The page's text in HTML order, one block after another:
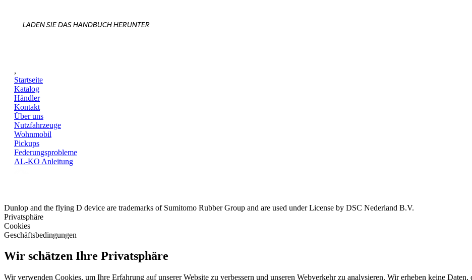
LADEN SIE DAS HANDBUCH HERUNTER
,
Startseite
Katalog
Händler
Kontakt
Über uns
Nutzfahrzeuge
Wohnmobil
Pickups
Federungsprobleme
AL-KO Anleitung
Dunlop and the flying D device are trademarks of Sumitomo Rubber Group and are used under License by DSC Nederland B.V.
Privatsphäre
Cookies
Geschäftsbedingungen
Wir schätzen Ihre Privatsphäre
Wir verwenden Cookies, um Ihre Erfahrung auf unserer Website zu verbessern und unseren Webverkehr zu analysieren. Wir erheben keine